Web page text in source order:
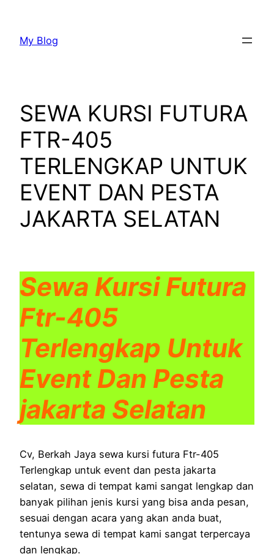
konten
My Blog
SEWA KURSI FUTURA
FTR-405
TERLENGKAP UNTUK
EVENT DAN PESTA
JAKARTA SELATAN
Sewa Kursi Futura
Ftr-405
Terlengkap Untuk
Event Dan Pesta
jakarta Selatan
Cv, Berkah Jaya sewa kursi futura Ftr-405
Terlengkap untuk event dan pesta jakarta
selatan, sewa di tempat kami sangat lengkap dan
banyak pilihan jenis kursi yang bisa anda pesan,
sesuai dengan acara yang akan anda buat,
tentunya sewa di tempat kami sangat terpercaya
dan lengkap.